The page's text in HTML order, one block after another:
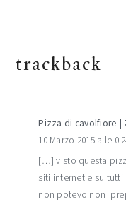
trackback
Pizza di cavolfiore |
10 Marzo 2015 alle
[…] visto questa
siti internet e su
non potevo non